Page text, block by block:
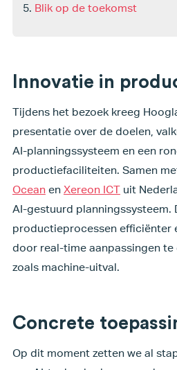
Blik op de toekomst
Innovatie in
Tijdens het bezoek kreeg
presentatie over de doelen,
AI-planningssysteem en een
productiefaciliteiten. Samen
Ocean en Xereon ICTuit
AI-gestuurd planningssysteem.
productieprocessen efficiënter
door real-time aanpassingen
zoals machine-uitval.
Concrete
Op dit moment zetten we al